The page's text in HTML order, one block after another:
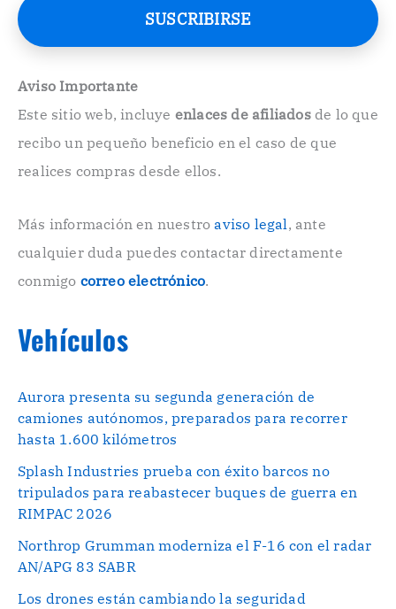
e
o
e
t
ó
n
o
.
SUSCRIBIRSE
Aviso Importante
Este sitio web, incluye enlaces de afiliadosde lo que
recibo un pequeño beneficio en el caso de que
realices compras desde ellos.
Más información en nuestroaviso legal , ante
cualquier duda puedes contactar directamente
conmigo correo electrónico.
Vehículos
Aurora presenta su segunda generación de
camiones autónomos, preparados para recorrer
hasta 1.600 kilómetros
Splash Industries prueba con éxito barcos no
tripulados para reabastecer buques de guerra en
RIMPAC 2026
Northrop Grumman moderniza el F-16 con el radar
AN/APG 83 SABR
Los drones están cambiando la seguridad